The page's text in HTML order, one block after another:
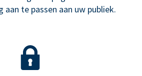
aan te passen aan uw publiek.